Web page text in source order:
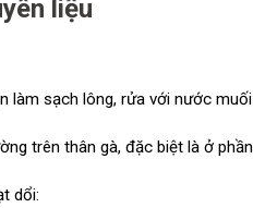
liệu
làm sạch lông, rửa với nước
trên thân gà, đặc biệt là ở
dổi: